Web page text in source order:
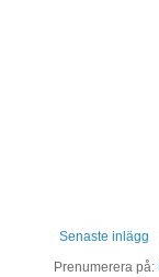
Senaste inlägg
Prenumerera på: